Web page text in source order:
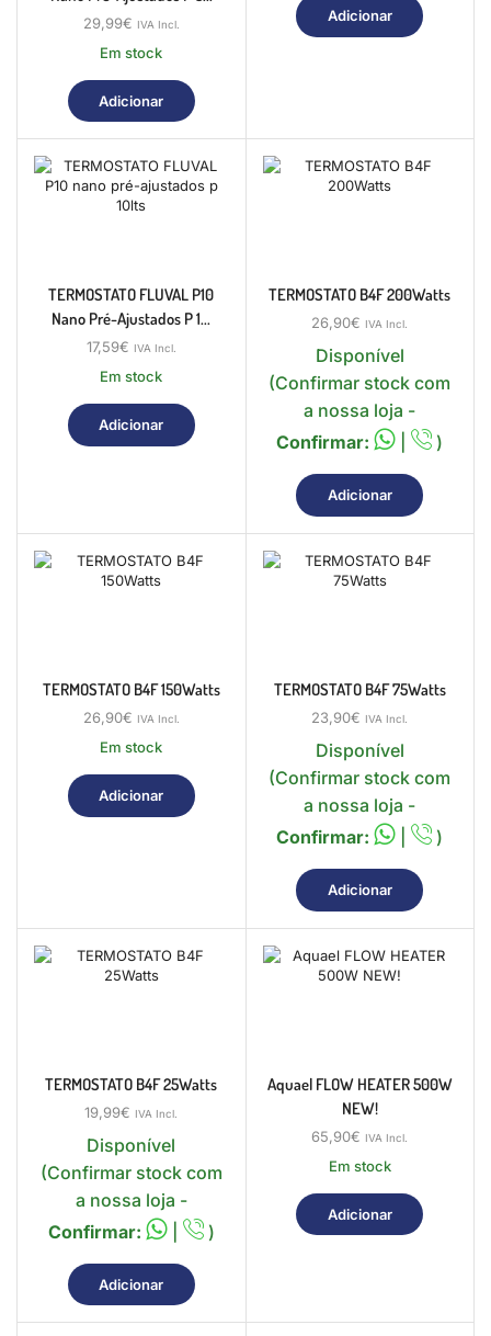
29,99€ IVA Incl.
Em stock
Adicionar
Adicionar
TERMOSTATO FLUVAL P10
Nano Pré-Ajustados P 1...
17,59€ IVA Incl.
Em stock
Adicionar
TERMOSTATO B4F 200Watts
26,90€ IVA Incl.
Disponível
(Confirmar stock com
a nossa loja -
Confirmar:
| )
Adicionar
TERMOSTATO B4F 150Watts
26,90€ IVA Incl.
Em stock
Adicionar
TERMOSTATO B4F 75Watts
23,90€ IVA Incl.
Disponível
(Confirmar stock com
a nossa loja -
Confirmar:
| )
Adicionar
TERMOSTATO B4F 25Watts
19,99€ IVA Incl.
Disponível
(Confirmar stock com
a nossa loja -
Confirmar:
| )
Adicionar
Aquael FLOW HEATER 500W
NEW!
65,90€ IVA Incl.
Em stock
Adicionar